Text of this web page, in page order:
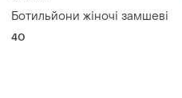
Ботильйони жіночі замшеві
40